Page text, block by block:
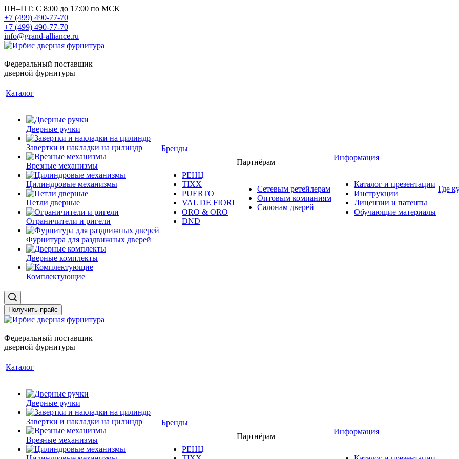
ПН–ПТ: С 8:00 до 17:00 по МСК
+7 (499) 490-77-70
+7 (499) 490-77-70
info@grand-alliance.ru
Федеральный поставщик
дверной фурнитуры
Каталог
Дверные ручки
Завертки и накладки на цилиндр
Врезные механизмы
Цилиндровые механизмы
Петли дверные
Ограничители и ригели
Фурнитура для раздвижных дверей
Дверные комплекты
Комплектующие
Бренды
РЕНЦ
TIXX
PUERTO
VAL DE FIORI
ORO & ORO
DND
Партнёрам
Сетевым ретейлерам
Оптовым компаниям
Салонам дверей
Информация
Каталог и презентации
Инструкции
Лицензии и патенты
Обучающие материалы
Где
Получить прайс
Федеральный поставщик
дверной фурнитуры
Каталог
Дверные ручки
Завертки и накладки на цилиндр
Врезные механизмы
Бренды
РЕНЦ
Партнёрам
Информация